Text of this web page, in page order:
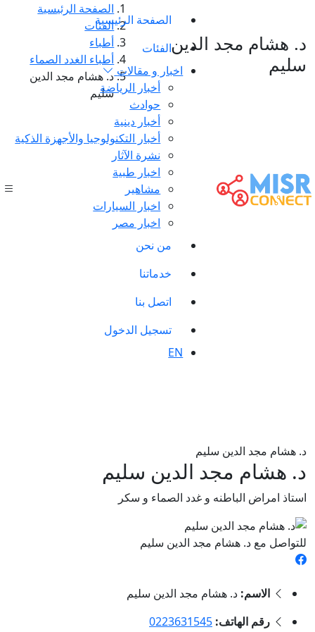
الصفحة الرئيسية
الفئات
اخبار و مقالات
أخبار الرياضة
حوادث
أخبار دينية
أخبار التكنولوجيا والأجهزة الذكية
نشرة الآثار
اخبار طبية
مشاهير
اخبار السيارات
اخبار مصر
من نحن
خدماتنا
اتصل بنا
تسجيل الدخول
EN
د. هشام مجد الدين
سليم
الصفحة الرئيسية
الفئات
أطباء
أطباء الغدد الصماء
د. هشام مجد الدين
سليم
د. هشام مجد الدين سليم
د. هشام مجد الدين سليم
استاذ امراض الباطنه و غدد الصماء و سكر
للتواصل مع د. هشام مجد الدين سليم
الاسم: د. هشام مجد الدين سليم
رقم الهاتف: 0223631545